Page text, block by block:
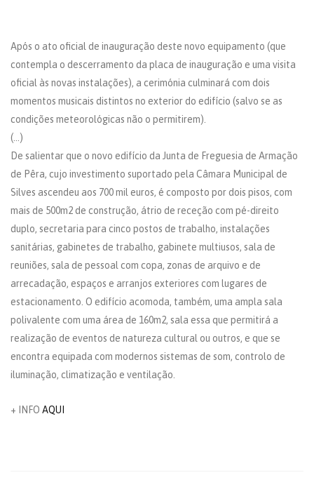
Após o ato oficial de inauguração deste novo equipamento (que
contempla o descerramento da placa de inauguração e uma visita
oficial às novas instalações), a cerimónia culminará com dois
momentos musicais distintos no exterior do edifício (salvo se as
condições meteorológicas não o permitirem).
(...)
De salientar que o novo edifício da Junta de Freguesia de Armação
de Pêra, cujo investimento suportado pela Câmara Municipal de
Silves ascendeu aos 700 mil euros, é composto por dois pisos, com
mais de 500m2 de construção, átrio de receção com pé-direito
duplo, secretaria para cinco postos de trabalho, instalações
sanitárias, gabinetes de trabalho, gabinete multiusos, sala de
reuniões, sala de pessoal com copa, zonas de arquivo e de
arrecadação, espaços e arranjos exteriores com lugares de
estacionamento. O edifício acomoda, também, uma ampla sala
polivalente com uma área de 160m2, sala essa que permitirá a
realização de eventos de natureza cultural ou outros, e que se
encontra equipada com modernos sistemas de som, controlo de
iluminação, climatização e ventilação.
+ INFO AQUI